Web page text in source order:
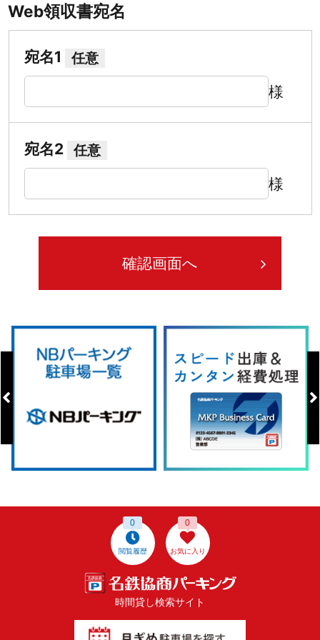
Web領収書宛名
宛名1 任意
様
宛名2 任意
様
閲覧履歴
0
お気に入り
0
時間貸し検索サイト